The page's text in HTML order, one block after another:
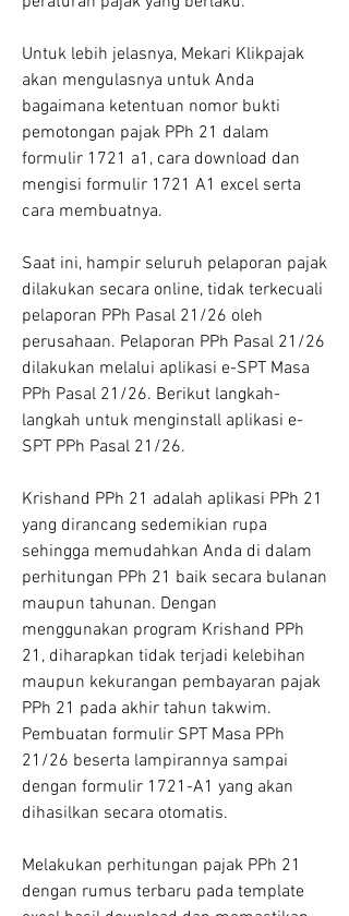
Untuk lebih jelasnya, Mekari Klikpajak
akan mengulasnya untuk Anda
bagaimana ketentuan nomor bukti
pemotongan pajak PPh 21 dalam
formulir 1721 a1, cara download dan
mengisi formulir 1721 A1 excel serta
cara membuatnya.
Saat ini, hampir seluruh pelaporan pajak
dilakukan secara online, tidak terkecuali
pelaporan PPh Pasal 21/26 oleh
perusahaan. Pelaporan PPh Pasal 21/26
dilakukan melalui aplikasi e-SPT Masa
PPh Pasal 21/26. Berikut langkah-
langkah untuk menginstall aplikasi e-
SPT PPh Pasal 21/26.
Krishand PPh 21 adalah aplikasi PPh 21
yang dirancang sedemikian rupa
sehingga memudahkan Anda di dalam
perhitungan PPh 21 baik secara bulanan
maupun tahunan. Dengan
menggunakan program Krishand PPh
21, diharapkan tidak terjadi kelebihan
maupun kekurangan pembayaran pajak
PPh 21 pada akhir tahun takwim.
Pembuatan formulir SPT Masa PPh
21/26 beserta lampirannya sampai
dengan formulir 1721-A1 yang akan
dihasilkan secara otomatis.
Melakukan perhitungan pajak PPh 21
dengan rumus terbaru pada template